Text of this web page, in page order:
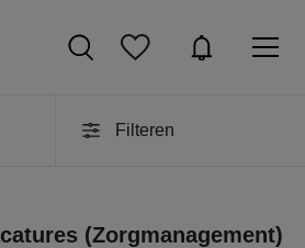
Filteren
(Zorgmanagement)